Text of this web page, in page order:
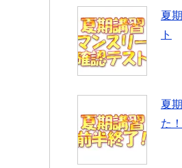
夏
ト
夏
た！